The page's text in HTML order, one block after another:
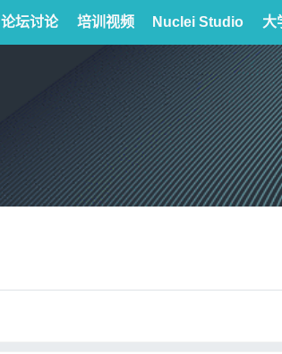
论坛讨论 培训视频 Nuclei Studio 大